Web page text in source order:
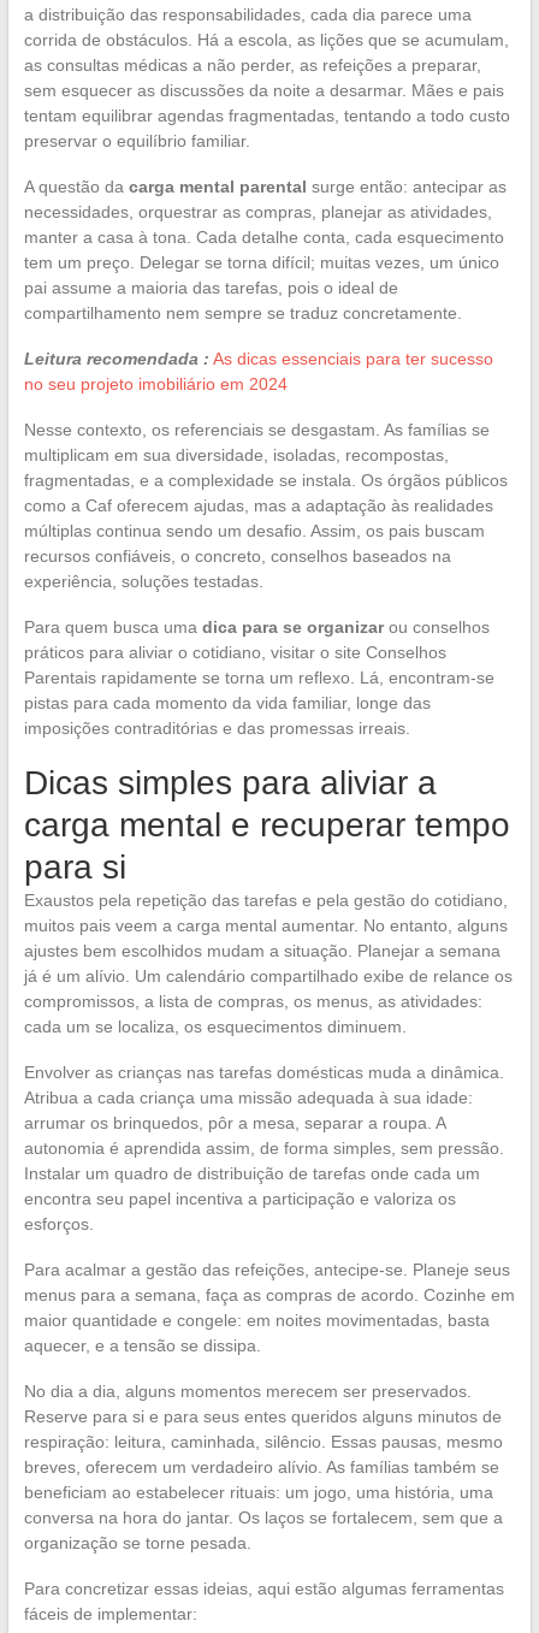
a distribuição das responsabilidades, cada dia parece uma
corrida de obstáculos. Há a escola, as lições que se acumulam,
as consultas médicas a não perder, as refeições a preparar,
sem esquecer as discussões da noite a desarmar. Mães e pais
tentam equilibrar agendas fragmentadas, tentando a todo custo
preservar o equilíbrio familiar.
A questão da carga mental parental surge então: antecipar as
necessidades, orquestrar as compras, planejar as atividades,
manter a casa à tona. Cada detalhe conta, cada esquecimento
tem um preço. Delegar se torna difícil; muitas vezes, um único
pai assume a maioria das tarefas, pois o ideal de
compartilhamento nem sempre se traduz concretamente.
Leitura recomendada : As dicas essenciais para ter sucesso
no seu projeto imobiliário em 2024
Nesse contexto, os referenciais se desgastam. As famílias se
multiplicam em sua diversidade, isoladas, recompostas,
fragmentadas, e a complexidade se instala. Os órgãos públicos
como a Caf oferecem ajudas, mas a adaptação às realidades
múltiplas continua sendo um desafio. Assim, os pais buscam
recursos confiáveis, o concreto, conselhos baseados na
experiência, soluções testadas.
Para quem busca uma dica para se organizarou conselhos
práticos para aliviar o cotidiano, visitar o site Conselhos
Parentais rapidamente se torna um reflexo. Lá, encontram-se
pistas para cada momento da vida familiar, longe das
imposições contraditórias e das promessas irreais.
Dicas simples para aliviar a
carga mental e recuperar tempo
para si
Exaustos pela repetição das tarefas e pela gestão do cotidiano,
muitos pais veem a carga mental aumentar. No entanto, alguns
ajustes bem escolhidos mudam a situação. Planejar a semana
já é um alívio. Um calendário compartilhado exibe de relance os
compromissos, a lista de compras, os menus, as atividades:
cada um se localiza, os esquecimentos diminuem.
Envolver as crianças nas tarefas domésticas muda a dinâmica.
Atribua a cada criança uma missão adequada à sua idade:
arrumar os brinquedos, pôr a mesa, separar a roupa. A
autonomia é aprendida assim, de forma simples, sem pressão.
Instalar um quadro de distribuição de tarefas onde cada um
encontra seu papel incentiva a participação e valoriza os
esforços.
Para acalmar a gestão das refeições, antecipe-se. Planeje seus
menus para a semana, faça as compras de acordo. Cozinhe em
maior quantidade e congele: em noites movimentadas, basta
aquecer, e a tensão se dissipa.
No dia a dia, alguns momentos merecem ser preservados.
Reserve para si e para seus entes queridos alguns minutos de
respiração: leitura, caminhada, silêncio. Essas pausas, mesmo
breves, oferecem um verdadeiro alívio. As famílias também se
beneficiam ao estabelecer rituais: um jogo, uma história, uma
conversa na hora do jantar. Os laços se fortalecem, sem que a
organização se torne pesada.
Para concretizar essas ideias, aqui estão algumas ferramentas
fáceis de implementar: